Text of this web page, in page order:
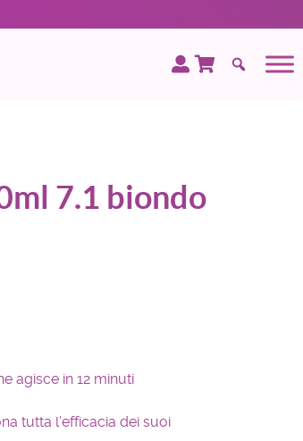
7.1 biondo
agisce in 12 minuti
tutta l’efficacia dei suoi